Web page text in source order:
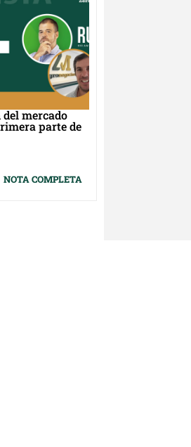
mercado
parte de
NOTA COMPLETA